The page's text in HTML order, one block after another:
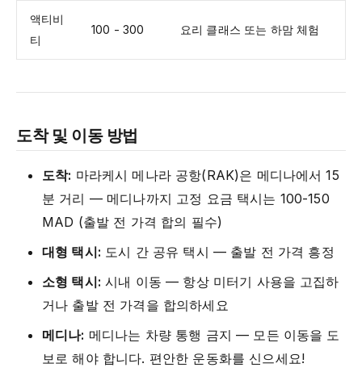
액티비
티
100 - 300 요리 클래스 또는 하맘 체험
도착 및 이동 방법
도착: 마라케시 메나라 공항(RAK)은 메디나에서 15
분 거리 — 메디나까지 고정 요금 택시는 100-150
MAD (출발 전 가격 합의 필수)
대형 택시: 도시 간 공유 택시 — 출발 전 가격 흥정
소형 택시: 시내 이동 — 항상 미터기 사용을 고집하
거나 출발 전 가격을 합의하세요
메디나: 메디나는 차량 통행 금지 — 모든 이동을 도
보로 해야 합니다. 편안한 운동화를 신으세요!